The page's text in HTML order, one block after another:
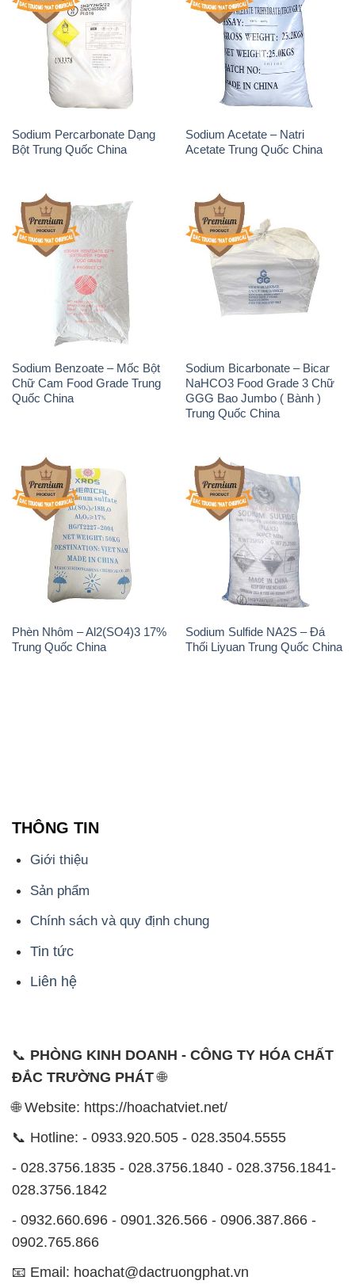
Sodium Percarbonate Dạng
Bột Trung Quốc China
Sodium Acetate – Natri
Acetate Trung Quốc China
Sodium Benzoate – Mốc Bột
Chữ Cam Food Grade Trung
Quốc China
Sodium Bicarbonate – Bicar
NaHCO3 Food Grade 3 Chữ
GGG Bao Jumbo ( Bành )
Trung Quốc China
Phèn Nhôm – Al2(SO4)3 17%
Trung Quốc China
Sodium Sulfide NA2S – Đá
Thối Liyuan Trung Quốc China
Chính sách và quy định chung
Tin tức
Liên hệ
📞
PHÒNG KINH DOANH - CÔNG TY HÓA CHẤT
ĐẮC TRƯỜNG PHÁT
- 028.3756.1835 - 028.3756.1840 - 028.3756.1841-
0902.765.866
📧 Email: hoachat@dactruongphat.vn
ĐỊA CHỈ
1229C Quốc lộ 1A, Phường Bình Trị Đông B,
Quận Bình Tân, TP. Hồ Chí Minh